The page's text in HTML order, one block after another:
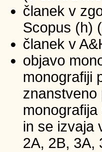
članek v
Scopus (h)
članek v
objavo
monografiji
znanstveno
in se izvaja
2A, 2B, 3A,